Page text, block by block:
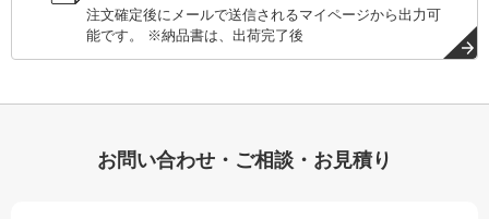
注文確定後にメールで送信されるマイページから出力可
能です。 ※納品書は、出荷完了後
お問い合わせ・ご相談・お見積り